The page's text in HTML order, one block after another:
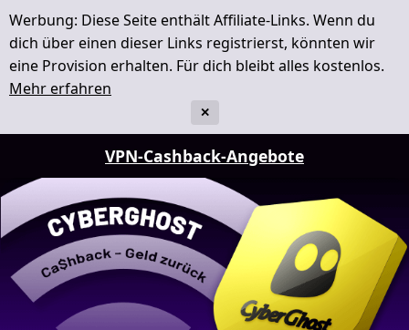
VPN-Cashback-Angebote
Werbung: Diese Seite enthält Affiliate-Links. Wenn du
dich über einen dieser Links registrierst, könnten wir
eine Provision erhalten. Für dich bleibt alles kostenlos.
Mehr erfahren
✕